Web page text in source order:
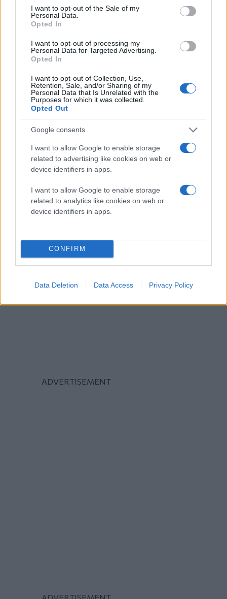
consent section.
I want to opt-out of the Sale of my
Personal Data.
Opted In
I want to opt-out of processing my
Personal Data for Targeted Advertising.
Opted In
I want to opt-out of Collection, Use,
Retention, Sale, and/or Sharing of my
Personal Data that Is Unrelated with the
Purposes for which it was collected.
Opted Out
Google consents
I want to allow Google to enable storage
related to advertising like cookies on web or
device identifiers in apps.
I want to allow Google to enable storage
related to analytics like cookies on web or
device identifiers in apps.
CONFIRM
Data Deletion Data Access Privacy Policy
«Η Μέρκελ είδε στον (Γάλλο) πρόεδρο έναν άνδρα που
μιλάει για μεταρρύθμιση όταν είναι να υπερασπιστεί τα
γαλλικά συμφέροντα και ο Μακρόν είδε στην καγκελάριο
μια γυναίκα που προσέχει με φόβο τα γερμανικά χρήματα»,
εκτιμά η εφημερίδα, υπογραμμίζοντας πως η συνθήκη του
Άαχεν είναι «ίσως η τελευταία ευκαιρία να διασωθεί η
δύσκολη σχέση τους».
ΑΠΕ/ΜΠΕ
Κάνε κλικ και δες περισσότεροemakedonia.grστην
αναζήτηση της
ΔΙΕΘΝΗ